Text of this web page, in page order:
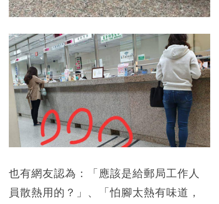
也有網友認為：「應該是給郵局工作人
員散熱用的？」、「怕腳太熱有味道，